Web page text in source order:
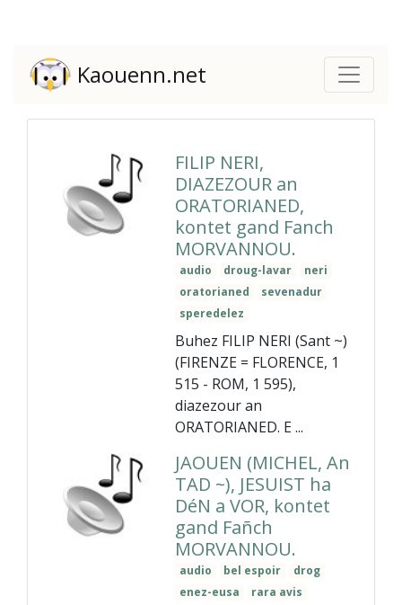
Kaouenn.net
FILIP NERI,
DIAZEZOUR an
ORATORIANED,
kontet gand Fanch
MORVANNOU.
audio droug-lavar
neri
oratorianed
sevenadur
speredelez
Buhez FILIP NERI (Sant ~)
(FIRENZE = FLORENCE, 1
515 - ROM, 1 595),
diazezour an
ORATORIANED. E ...
JAOUEN (MICHEL, An
TAD ~), JESUIST ha
DéN a VOR, kontet
gand Fañch
MORVANNOU.
audio bel espoir
drog
enez-eusa
rara avis